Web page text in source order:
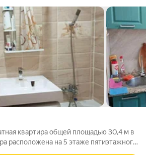
квартира общей площадью 30,4 м в
расположена на 5 этаже пятиэтажного